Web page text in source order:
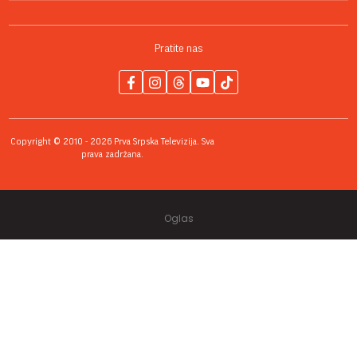
Pratite nas
Copyright © 2010 - 2026 Prva Srpska Televizija. Sva
prava zadržana.